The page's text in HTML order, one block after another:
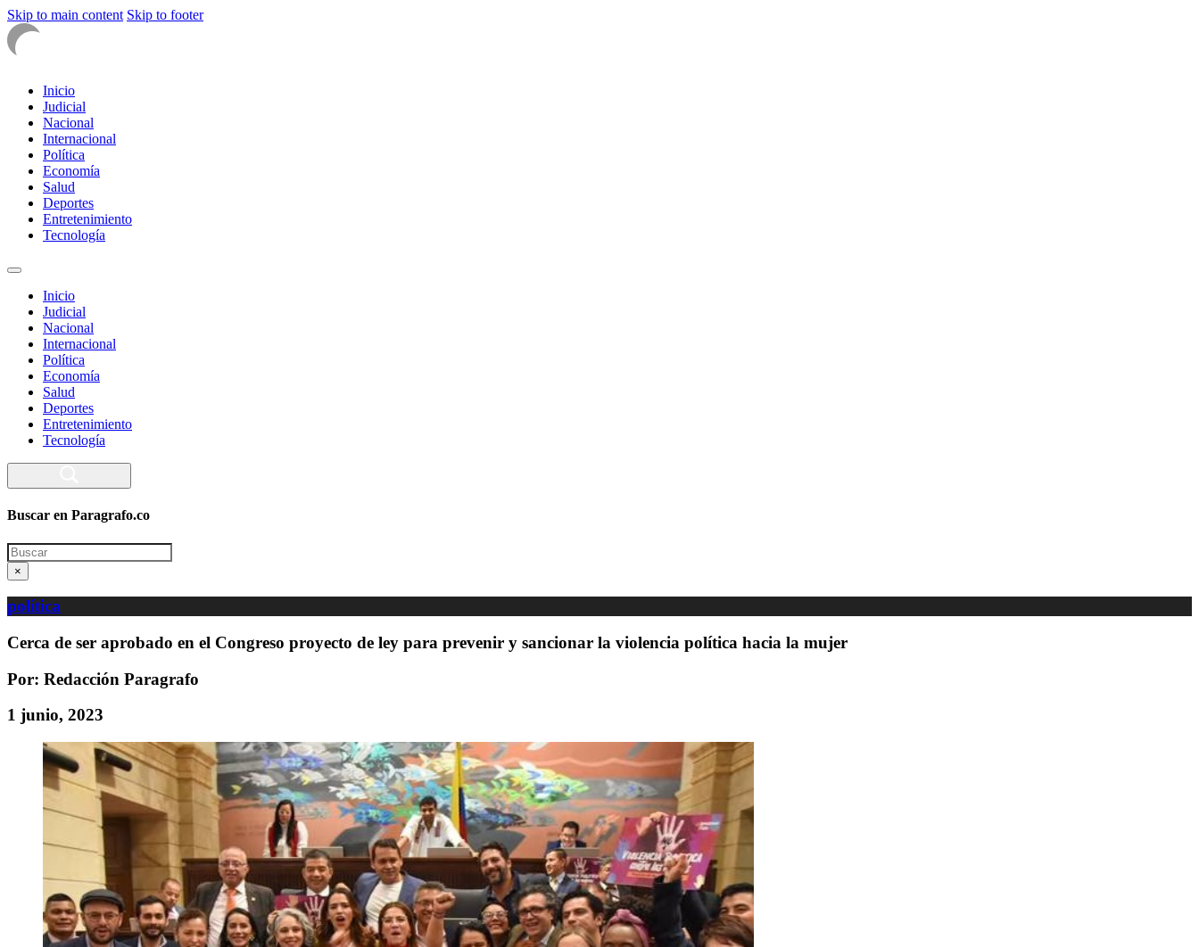
Skip to main content Skip to footer
Inicio
Judicial
Nacional
Internacional
Política
Economía
Salud
Deportes
Entretenimiento
Tecnología
Inicio
Judicial
Nacional
Internacional
Política
Economía
Salud
Deportes
Entretenimiento
Tecnología
Buscar en Paragrafo.co
Search
×
política
Cerca de ser aprobado en el Congreso proyecto de ley para prevenir y sancionar la violencia política hacia la mujer
Por: Redacción Paragrafo
1 junio, 2023